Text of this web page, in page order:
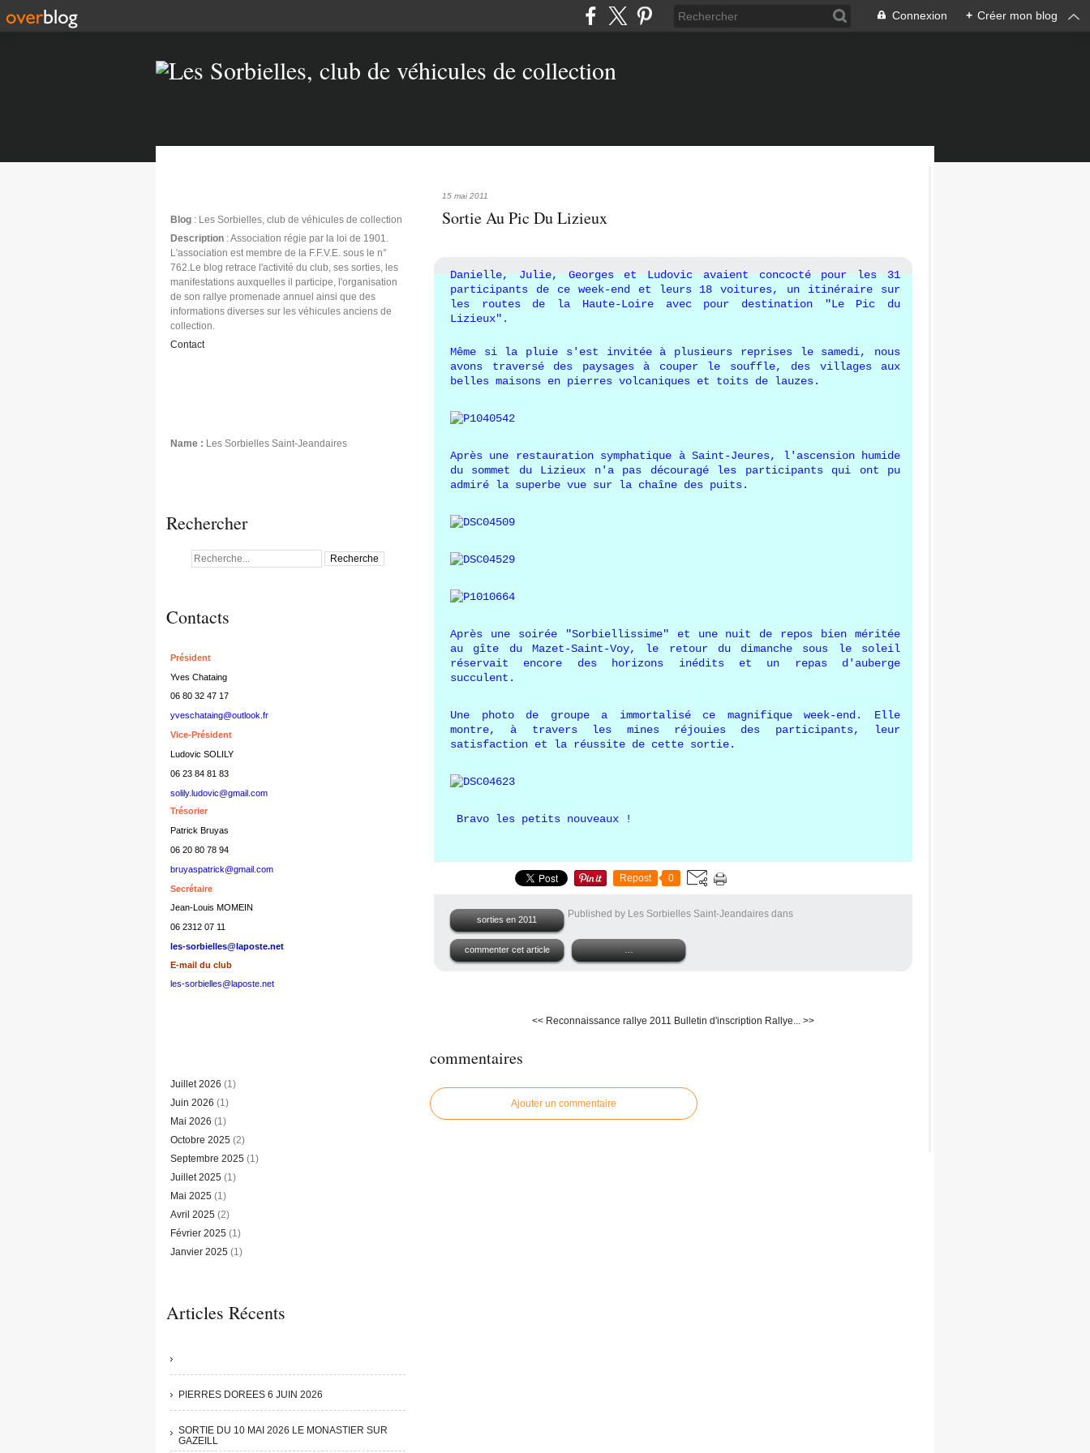
Connexion + Créer mon blog
Blog : Les Sorbielles, club de véhicules de collection
Description : Association régie par la loi de 1901.
L'association est membre de la F.F.V.E. sous le n°
762.Le blog retrace l'activité du club, ses sorties, les
manifestations auxquelles il participe, l'organisation
de son rallye promenade annuel ainsi que des
informations diverses sur les véhicules anciens de
collection.
Contact
Name : Les Sorbielles Saint-Jeandaires
Rechercher
Contacts
Président
Yves Chataing
06 80 32 47 17
yveschataing@outlook.fr
Vice-Président
Ludovic SOLILY
06 23 84 81 83
solily.ludovic@gmail.com
Trésorier
Patrick Bruyas
06 20 80 78 94
bruyaspatrick@gmail.com
Secrétaire
Jean-Louis MOMEIN
06 2312 07 11
les-sorbielles@laposte.net
E-mail du club
les-sorbielles@laposte.net
Juillet 2026 (1)
Juin 2026 (1)
Mai 2026 (1)
Octobre 2025 (2)
Septembre 2025 (1)
Juillet 2025 (1)
Mai 2025 (1)
Avril 2025 (2)
Février 2025 (1)
Janvier 2025 (1)
Articles Récents
PIERRES DOREES 6 JUIN 2026
SORTIE DU 10 MAI 2026 LE MONASTIER SUR
GAZEILL
15 mai 2011
Sortie Au Pic Du Lizieux
Danielle, Julie, Georges et Ludovic avaient concocté pour les 31
participants de ce week-end et leurs 18 voitures, un itinéraire sur
les routes de la Haute-Loire avec pour destination "Le Pic du
Lizieux".
Même si la pluie s'est invitée à plusieurs reprises le samedi, nous
avons traversé des paysages à couper le souffle, des villages aux
belles maisons en pierres volcaniques et toits de lauzes.
Après une restauration symphatique à Saint-Jeures, l'ascension humide
du sommet du Lizieux n'a pas découragé les participants qui ont pu
admiré la superbe vue sur la chaîne des puits.
Après une soirée "Sorbiellissime" et une nuit de repos bien méritée
au gîte du Mazet-Saint-Voy, le retour du dimanche sous le soleil
réservait encore des horizons inédits et un repas d'auberge
succulent.
Une photo de groupe a immortalisé ce magnifique week-end. Elle
montre, à travers les mines réjouies des participants, leur
satisfaction et la réussite de cette sortie.
Bravo les petits nouveaux !
Repost 0
Published by Les Sorbielles Saint-Jeandaires dans
sorties en 2011
commenter cet article …
<< Reconnaissance rallye 2011 Bulletin d'inscription Rallye... >>
commentaires
Ajouter un commentaire